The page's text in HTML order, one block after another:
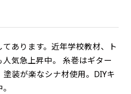
あります。近年学校教材、ト
気急上昇中。 糸巻はギター
装が楽なシナ材使用。DIYキ